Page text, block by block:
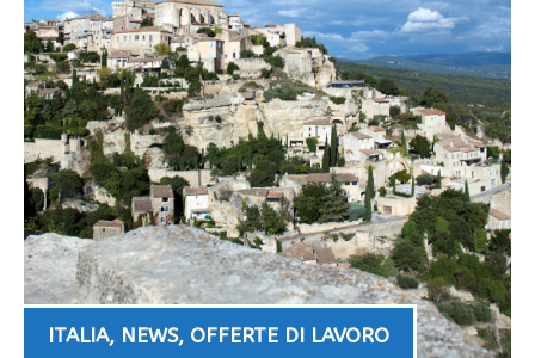
ITALIA, NEWS, OFFERTE DI LAVORO